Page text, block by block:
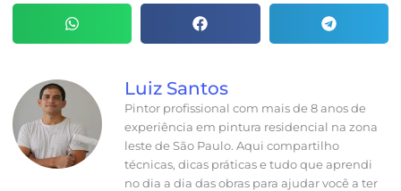
Luiz Santos
Pintor profissional com mais de 8 anos de
experiência em pintura residencial na zona
leste de São Paulo. Aqui compartilho
técnicas, dicas práticas e tudo que aprendi
no dia a dia das obras para ajudar você a ter